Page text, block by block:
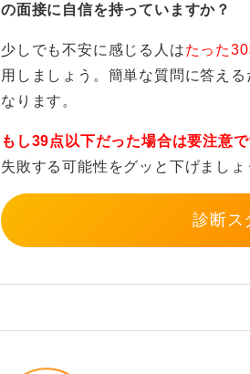
ん。
むしろ面接というTPOをわきまえ
安心してください。
の面接に自信を持っていますか？
少しでも不安に感じる人はたった
用しましょう。簡単な質問に答える
なります。
もし39点以下だった場合は要注意
失敗する可能性をグッと下げましょ
診断ス